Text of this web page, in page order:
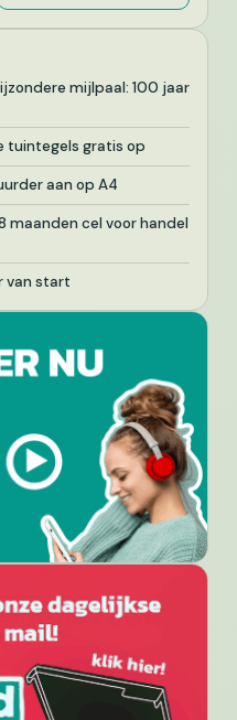
mijlpaal: 100 jaar
tuintegels gratis op
aan op A4
maanden cel voor handel
van start